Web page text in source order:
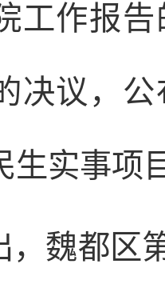
工作报
决议，
生实事项
，魏都区